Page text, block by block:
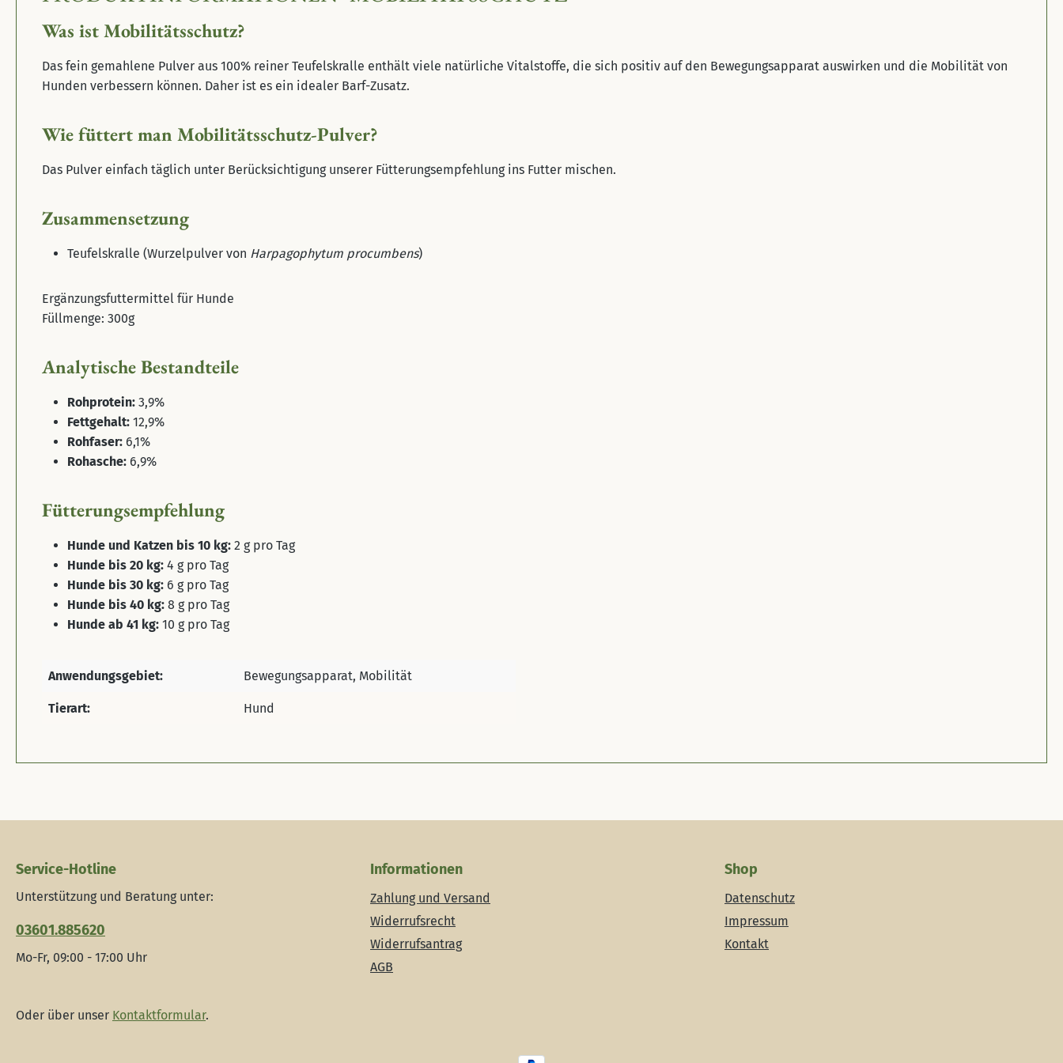
Was ist Mobilitätsschutz?
Das fein gemahlene Pulver aus 100% reiner Teufelskralle enthält viele natürliche Vitalstoffe, die sich positiv auf den Bewegungsapparat auswirken und die Mobilität von
Hunden verbessern können. Daher ist es ein idealer Barf-Zusatz.
Wie füttert man Mobilitätsschutz-Pulver?
Das Pulver einfach täglich unter Berücksichtigung unserer Fütterungsempfehlung ins Futter mischen.
Zusammensetzung
Teufelskralle (Wurzelpulver von Harpagophytum procumbens)
Ergänzungsfuttermittel für Hunde
Füllmenge: 300g
Analytische Bestandteile
Rohprotein: 3,9%
Fettgehalt: 12,9%
Rohfaser: 6,1%
Rohasche: 6,9%
Fütterungsempfehlung
Hunde und Katzen bis 10 kg: 2 g pro Tag
Hunde bis 20 kg: 4 g pro Tag
Hunde bis 30 kg: 6 g pro Tag
Hunde bis 40 kg: 8 g pro Tag
Hunde ab 41 kg: 10 g pro Tag
Anwendungsgebiet: Bewegungsapparat, Mobilität
Tierart: Hund
Service-Hotline
Unterstützung und Beratung unter:
03601.885620
Mo-Fr, 09:00 - 17:00 Uhr
Oder über unser Kontaktformular.
Informationen
Zahlung und Versand
Widerrufsrecht
Widerrufsantrag
AGB
Shop
Datenschutz
Impressum
Kontakt